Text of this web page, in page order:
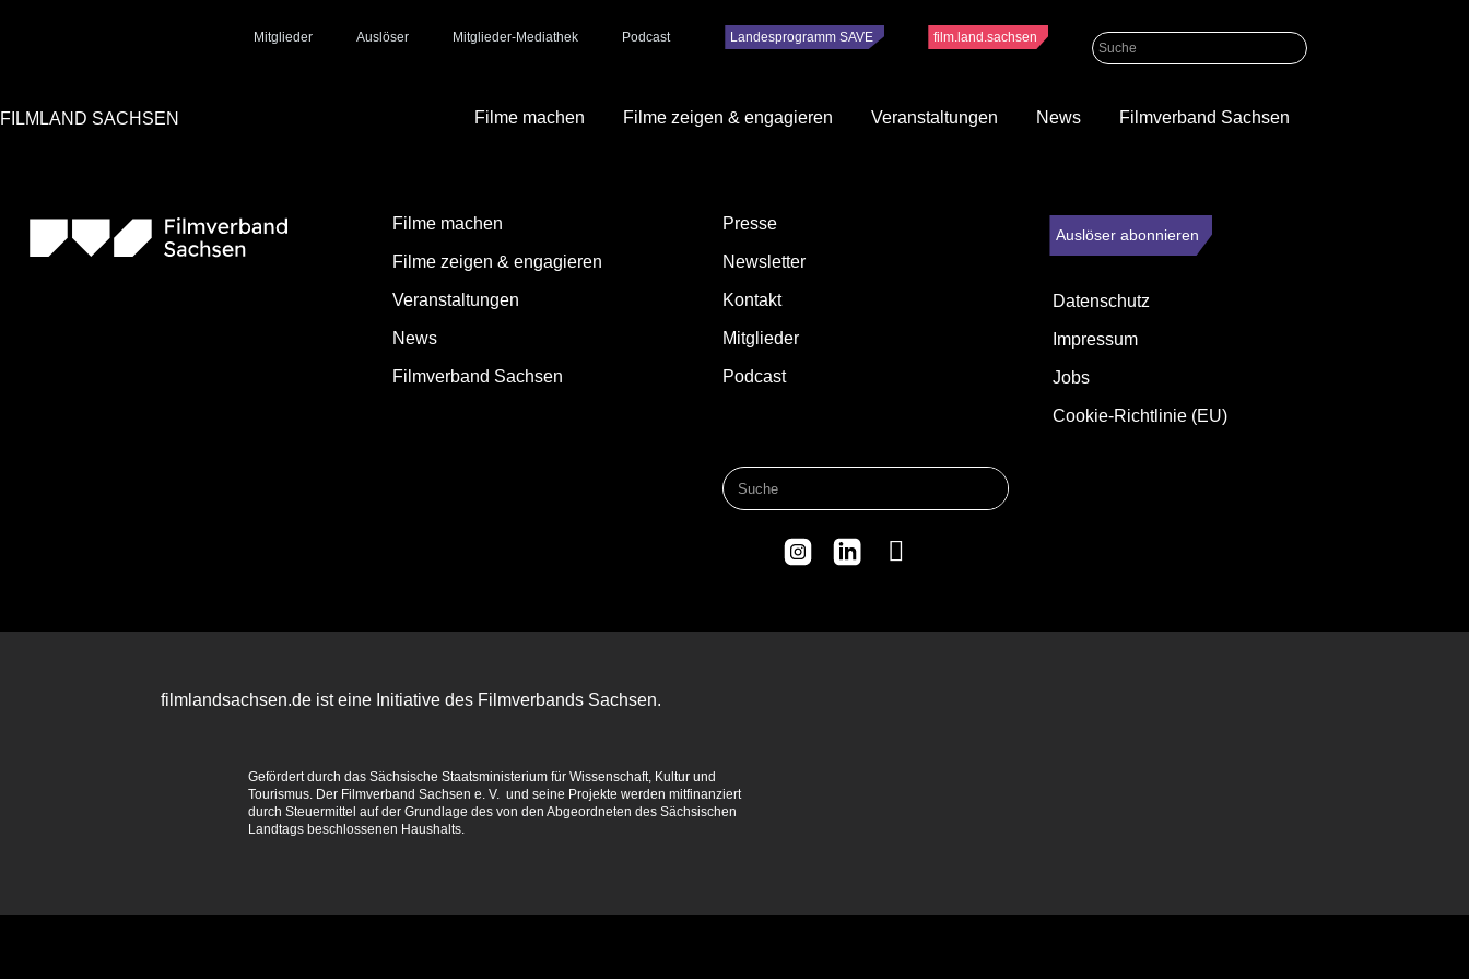
Mitglieder Auslöser Mitglieder-Mediathek Podcast Landesprogramm SAVE film.land.sachsen
FILMLAND SACHSEN Filme machen Filme zeigen & engagieren Veranstaltungen News Filmverband Sachsen
Filme machen
Filme zeigen & engagieren
Veranstaltungen
News
Filmverband Sachsen
Presse
Newsletter
Kontakt
Mitglieder
Podcast
Auslöser abonnieren
Datenschutz
Impressum
Jobs
Cookie-Richtlinie (EU)
filmlandsachsen.de ist eine Initiative des Filmverbands Sachsen.
Gefördert durch das Sächsische Staatsministerium für Wissenschaft, Kultur und
Tourismus. Der Filmverband Sachsen e. V. und seine Projekte werden mitfinanziert
durch Steuermittel auf der Grundlage des von den Abgeordneten des Sächsischen
Landtags beschlossenen Haushalts.